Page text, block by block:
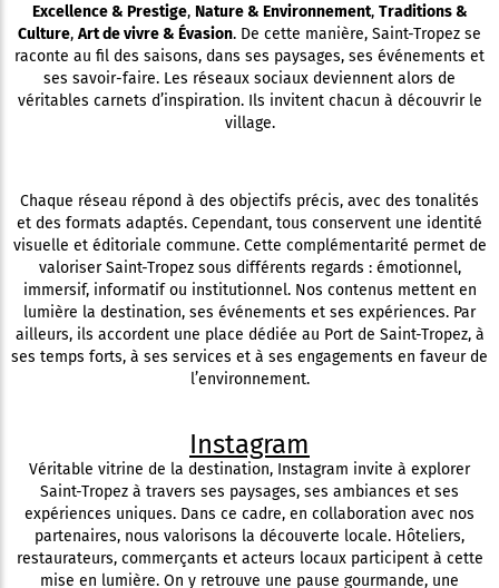
Excellence & Prestige, Nature & Environnement, Traditions &
Culture, Art de vivre & Évasion. De cette manière, Saint-Tropez se
raconte au fil des saisons, dans ses paysages, ses événements et
ses savoir-faire. Les réseaux sociaux deviennent alors de
véritables carnets d’inspiration. Ils invitent chacun à découvrir le
village.
Chaque réseau répond à des objectifs précis, avec des tonalités
et des formats adaptés. Cependant, tous conservent une identité
visuelle et éditoriale commune. Cette complémentarité permet de
valoriser Saint-Tropez sous différents regards : émotionnel,
immersif, informatif ou institutionnel. Nos contenus mettent en
lumière la destination, ses événements et ses expériences. Par
ailleurs, ils accordent une place dédiée au Port de Saint-Tropez, à
ses temps forts, à ses services et à ses engagements en faveur de
l’environnement.
Instagram
Véritable vitrine de la destination, Instagram invite à explorer
Saint-Tropez à travers ses paysages, ses ambiances et ses
expériences uniques. Dans ce cadre, en collaboration avec nos
partenaires, nous valorisons la découverte locale. Hôteliers,
restaurateurs, commerçants et acteurs locaux participent à cette
mise en lumière. On y retrouve une pause gourmande, une